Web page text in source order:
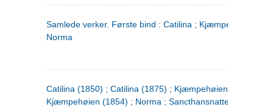
Samlede verker. Første bind : Catilina ; Kjæmpehøien ;
Norma
Catilina (1850) ; Catilina (1875) ; Kjæmpehøien (1850) ;
Kjæmpehøien (1854) ; Norma ; Sancthansnatten